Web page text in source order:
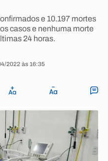
e 10.197 mortes
casos e nenhuma morte
24 horas.
2022 às 16:35